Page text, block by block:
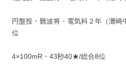
円盤投・難波将・電気科２年（灘
位
4×100mR・43秒40★/総合8位